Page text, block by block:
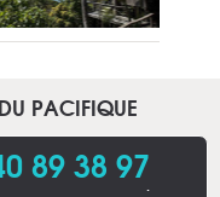
PACIFIQUE
89 38 97.